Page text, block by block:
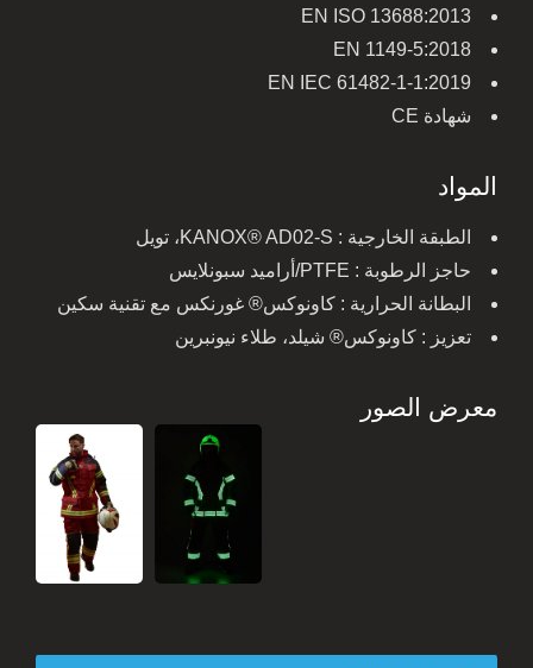
EN ISO 13688:2013
EN 1149-5:2018
EN IEC 61482-1-1:2019
شهادة CE
المواد
الطبقة الخارجية : KANOX® AD02-S، تويل
حاجز الرطوبة : PTFE/أراميد سبونلايس
البطانة الحرارية : كاونوكس® غورنكس مع تقنية سكين
تعزيز : كاونوكس® شيلد، طلاء نيونبرين
معرض الصور